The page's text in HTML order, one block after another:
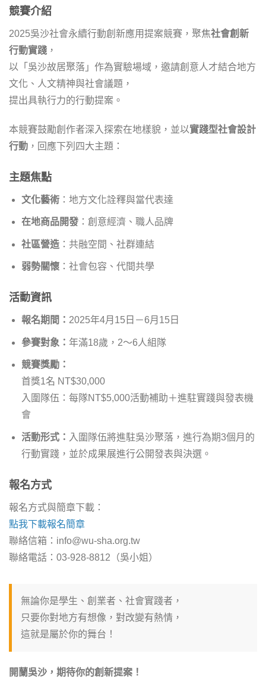
競賽介紹
2025吳沙社會永續行動創新應用提案競賽，聚焦社會創新
行動實踐 ，
以「吳沙故居聚落」作為實驗場域，邀請創意人才結合地方
文化、人文精神與社會議題，
提出具執行力的行動提案。
本競賽鼓勵創作者深入探索在地樣貌，並以實踐型社會設計
行動 ，回應下列四大主題：
主題焦點
文化藝術：地方文化詮釋與當代表達
在地商品開發：創意經濟、職人品牌
社區營造：共融空間、社群連結
弱勢關懷：社會包容、代間共學
活動資訊
報名期間： 2025年4月15日－6月15日
參賽對象： 年滿18歲，2～6人組隊
競賽獎勵：
首獎1名 NT$30,000
入圍隊伍：每隊NT$5,000活動補助＋進駐實踐與發表機
會
活動形式： 入圍隊伍將進駐吳沙聚落，進行為期3個月的
行動實踐，並於成果展進行公開發表與決選。
報名方式
報名方式與簡章下載：
點我下載報名簡章
聯絡信箱：info@wu-sha.org.tw
聯絡電話：03-928-8812（吳小姐）
無論你是學生、創業者、社會實踐者，
只要你對地方有想像，對改變有熱情，
這就是屬於你的舞台！
開蘭吳沙，期待你的創新提案！